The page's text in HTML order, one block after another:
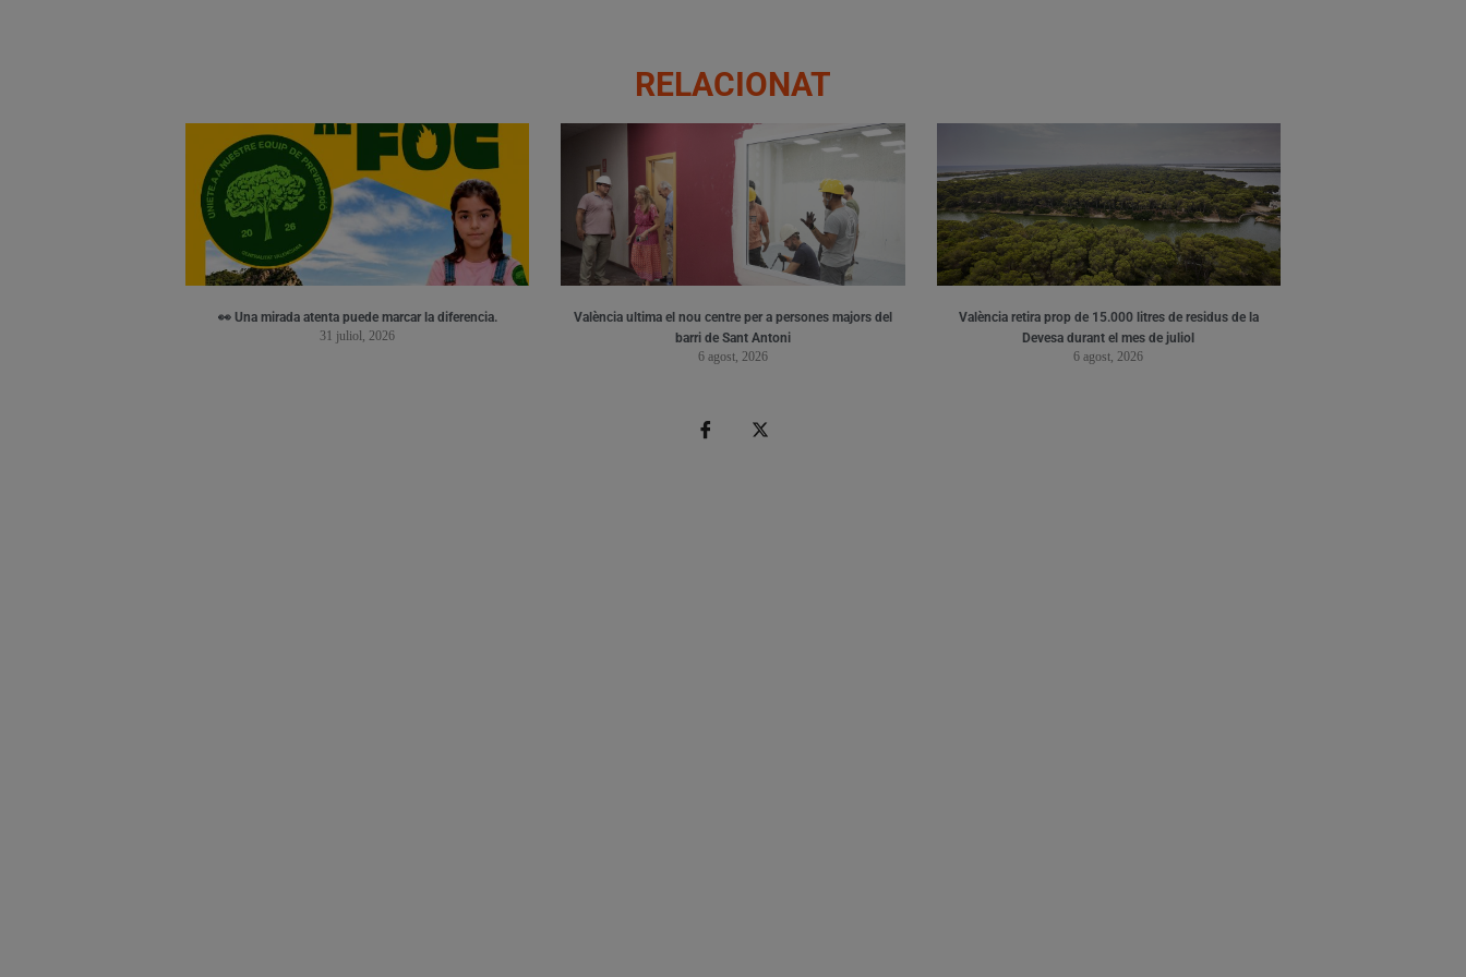
RELACIONAT
👀 Una mirada atenta puede marcar la diferencia.
31 juliol, 2026
València ultima el nou centre per a persones majors del
barri de Sant Antoni
6 agost, 2026
València retira prop de 15.000 litres de residus de la
Devesa durant el mes de juliol
6 agost, 2026